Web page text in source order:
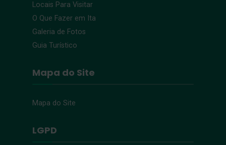
Locais Para Visitar
O Que Fazer em Ita
Galeria de Fotos
Guia Turístico
Mapa do Site
Mapa do Site
LGPD